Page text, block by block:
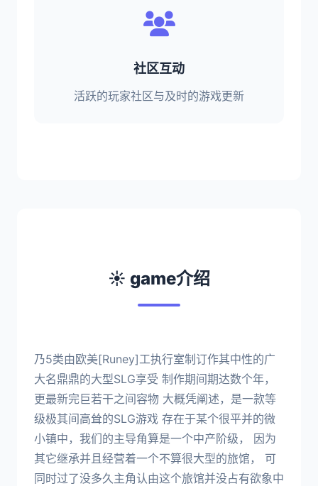
社区互动
活跃的玩家社区与及时的游戏更新
☀️ game介绍
乃5类由欧美[Runey]工执行室制订作其中性的广
大名鼎鼎的大型SLG享受 制作期间期达数个年，
更最新完巨若干之间容物 大概凭阐述，是一款等
级极其间高耸的SLG游戏 存在于某个很平并的微
小镇中，我们的主导角算是一个中产阶级， 因为
其它继承并且经营着一个不算很大型的旅馆， 可
同时过了没多久主角认由这个旅馆并没占有欲象中